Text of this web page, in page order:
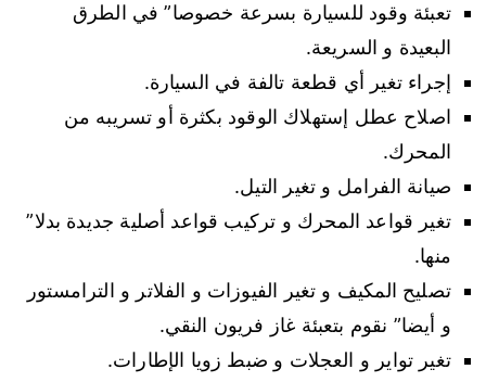
تعبئة وقود للسيارة بسرعة خصوصا” في الطرق
البعيدة و السريعة.
إجراء تغير أي قطعة تالفة في السيارة.
اصلاح عطل إستهلاك الوقود بكثرة أو تسريبه من
المحرك.
صيانة الفرامل و تغير التيل.
تغير قواعد المحرك و تركيب قواعد أصلية جديدة بدلا”
منها.
تصليح المكيف و تغير الفيوزات و الفلاتر و الترامستور
و أيضا” نقوم بتعبئة غاز فريون النقي.
تغير تواير و العجلات و ضبط زويا الإطارات.